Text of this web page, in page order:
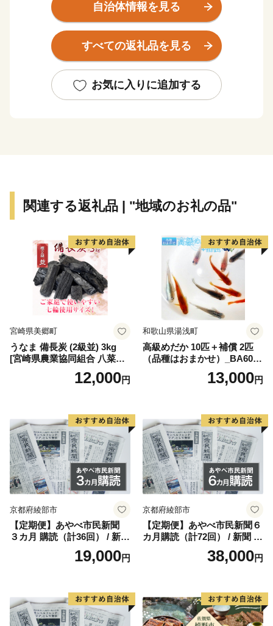
くりが高く評価されています。
大垣城を中心に城下町として発展した歴史を持ち、全国
有数の木枡の生産地として知られるものづくりのまちで
もあります。
おり、風土と文化が息づく大垣市ならではの魅力が広が
っています。
自治体情報を見る
すべての返礼品を見る
お気に入りに追加する
関連する返礼品 | "地域のお礼の品"
宮崎県美郷町
うなま 備長炭 (2級並) 3kg
[宮崎県農業協同組合 八菜館
ひゅうが店 宮崎県 美郷町 31
ap0012] BBQ 七輪 焼肉 高火
ュー 宮崎県 産 送料無料
12,000円
和歌山県湯浅町
高級めだか 10匹＋補償 2匹
（品種はおまかせ）_BA6001
13,000円
京都府綾部市
【定期便】あやべ市民新聞
３カ月 購読（計36回） / 新聞
情報誌 定期購読 綾部市 / 株
式会社あやべ市民新聞社［B
19,000円
京都府綾部市
【定期便】あやべ市民新聞６
カ月購読（計72回） / 新聞 情
報誌 定期購読 綾部市 / 株式
会社あやべ市民新聞社［BSC
38,000円